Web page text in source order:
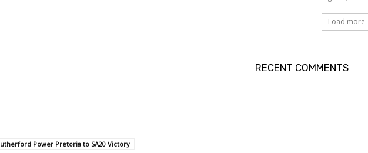
Power Pretoria to SA20 Victory
Load more
RECENT COMMENTS